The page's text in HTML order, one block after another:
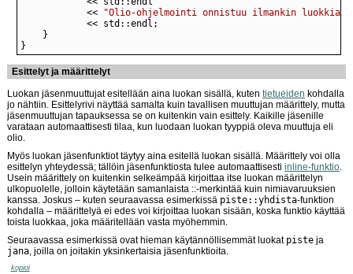
			<<
"Olio-ohjelmointi onnistuu ilmankin luokkia!"
}
Esittelyt ja määrittelyt
Luokan jäsenmuuttujat esitellään aina luokan sisällä, kuten tietueiden kohdalla
jo nähtiin. Esittelyrivi näyttää samalta kuin tavallisen muuttujan määrittely, mutta
jäsenmuuttujan tapauksessa se on kuitenkin vain esittely. Kaikille jäsenille
varataan automaattisesti tilaa, kun luodaan luokan tyyppiä oleva muuttuja eli
olio.
Myös luokan jäsenfunktiot täytyy aina esitellä luokan sisällä. Määrittely voi olla
esittelyn yhteydessä; tällöin jäsenfunktiosta tulee automaattisesti inline-funktio.
Usein määrittely on kuitenkin selkeämpää kirjoittaa itse luokan määrittelyn
ulkopuolelle, jolloin käytetään samanlaista ::-merkintää kuin nimiavaruuksien
kanssa. Joskus – kuten seuraavassa esimerkissä piste::yhdista-funktion
kohdalla – määrittelyä ei edes voi kirjoittaa luokan sisään, koska funktio käyttää
toista luokkaa, joka määritellään vasta myöhemmin.
Seuraavassa esimerkissä ovat hieman käytännöllisemmät luokat piste ja
jana, joilla on joitakin yksinkertaisia jäsenfunktioita.
kopioi